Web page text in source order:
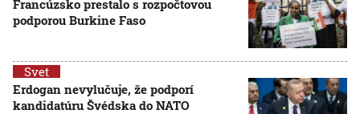
Francúzsko prestalo s rozpočtovou
podporou Burkine Faso
Svet
Erdogan nevylučuje, že podporí
kandidatúru Švédska do NATO